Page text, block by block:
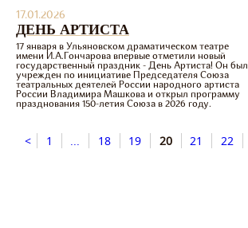
17.01.2026
ДЕНЬ АРТИСТА
17 января в Ульяновском драматическом театре
имени И.А.Гончарова впервые отметили новый
государственный праздник - День Артиста! Он был
учрежден по инициативе Председателя Союза
театральных деятелей России народного артиста
России Владимира Машкова и открыл программу
празднования 150-летия Союза в 2026 году.
< 1 ... 18 19 20 21 22